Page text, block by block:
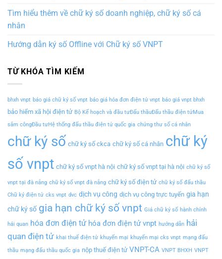
Tìm hiểu thêm về chữ ký số doanh nghiệp, chữ ký số cá
nhân
Hướng dẫn ký số Offline với Chữ ký số VNPT
TỪ KHÓA TÌM KIẾM
bhxh vnpt báo giá chữ ký số vnpt báo giá hóa đơn điện tử vnpt báo giá vnpt bhxh
bảo hiểm xã hội điện tử Bộ Kế hoạch và đầu tưĐấu thầuĐấu thầu điện tửMua
sắm côngĐầu tưHệ thống đấu thầu điện tử quốc gia chứng thư số cá nhân
chữ ký số chữ ký số ckca chữ ký số cá nhân chữ ký
số vnpt chữ ký số vnpt hà nội chữ ký số vnpt tại hà nội chữ ký số
vnpt tại đà nẵng chữ ký số vnpt đà nẵng chữ ký số điện tử chữ ký số đấu thầu
Chữ ký điện tử cks vnpt dvc dịch vụ công dịch vụ công trực tuyến gia hạn
chữ ký số gia hạn chữ ký số vnpt Giá chữ ký số hành chính
hải quan hóa đơn điện tử hóa đơn điện tử vnpt hướng dẫn hải
quan điện tử khai thuế điện tử khuyến mại khuyến mại cks vnpt mạng đấu
thầu mạng đấu thầu quốc gia nộp thuế điện tử VNPT-CA VNPT BHXH VNPT